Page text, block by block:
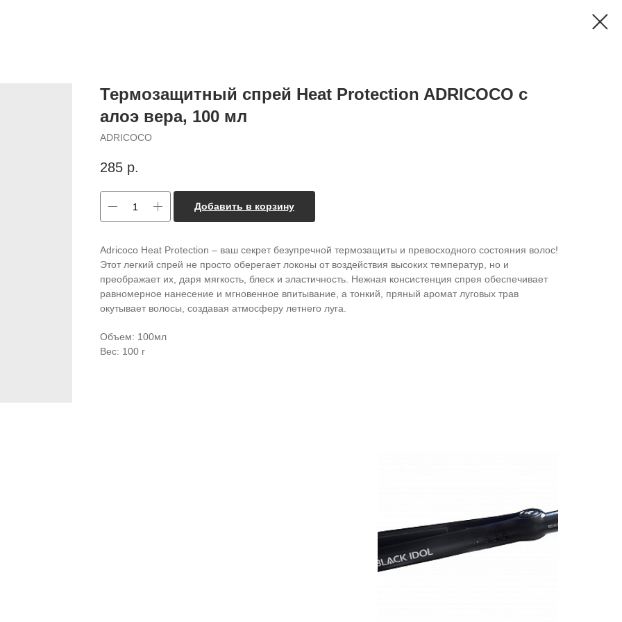
Термозащитный спрей Heat Protection ADRICOCO с
алоэ вера, 100 мл
ADRICOCO
285 р.
Добавить в корзину
Adricoco Heat Protection – ваш секрет безупречной термозащиты и превосходного состояния волос!
Этот легкий спрей не просто оберегает локоны от воздействия высоких температур, но и
преображает их, даря мягкость, блеск и эластичность. Нежная консистенция спрея обеспечивает
равномерное нанесение и мгновенное впитывание, а тонкий, пряный аромат луговых трав
окутывает волосы, создавая атмосферу летнего луга.
Объем: 100мл
Вес: 100 г